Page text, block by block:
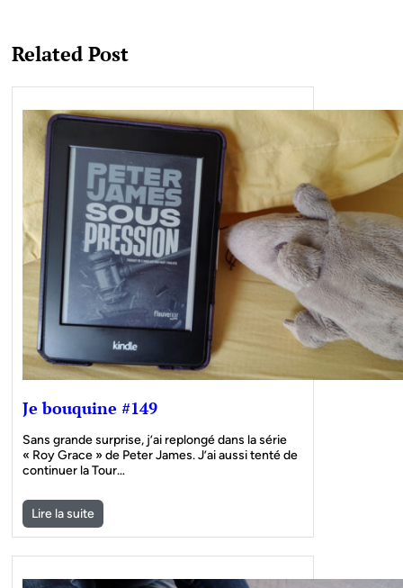
Related Post
Je bouquine #149
Sans grande surprise, j’ai replongé dans la série
« Roy Grace » de Peter James. J’ai aussi tenté de
continuer la Tour…
Lire la suite